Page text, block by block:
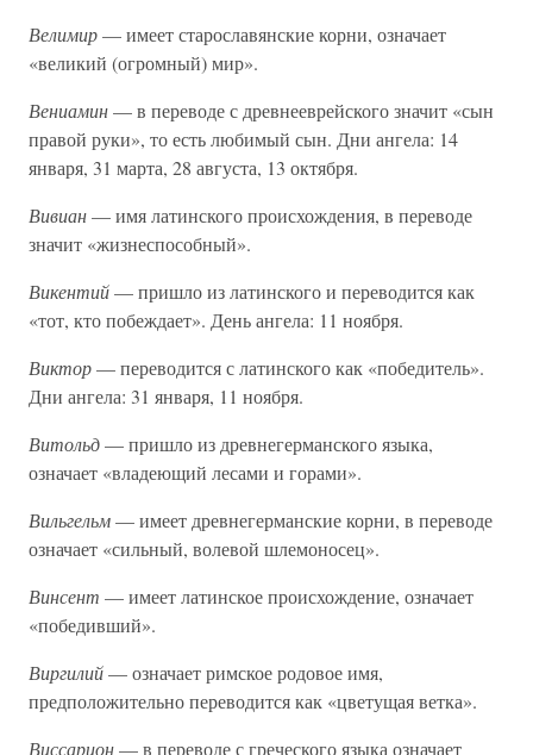
Велимир— имеет старославянские корни, означает
«великий (огромный) мир».
Вениамин— в переводе с древнееврейского значит «сын
правой руки», то есть любимый сын. Дни ангела: 14
января, 31 марта, 28 августа, 13 октября.
Вивиан— имя латинского происхождения, в переводе
значит «жизнеспособный».
Викентий— пришло из латинского и переводится как
«тот, кто побеждает». День ангела: 11 ноября.
Виктор— переводится с латинского как «победитель».
Дни ангела: 31 января, 11 ноября.
Витольд— пришло из древнегерманского языка,
означает «владеющий лесами и горами».
Вильгельм— имеет древнегерманские корни, в переводе
означает «сильный, волевой шлемоносец».
Винсент — имеет латинское происхождение, означает
«победивший».
Виргилий— означает римское родовое имя,
предположительно переводится как «цветущая ветка».
Виссарион— в переводе с греческого языка означает